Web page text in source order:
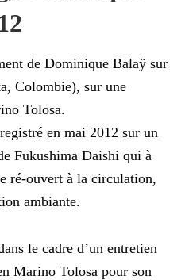
de Dominique Balaÿ sur
Colombie), sur une
Tolosa.
en mai 2012 sur un
Fukushima Daishi qui à
ré-ouvert à la circulation,
ambiante.
le cadre d’un entretien
Marino Tolosa pour son